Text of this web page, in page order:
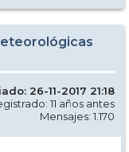
26-11-2017 21:18
11 años antes
Mensajes: 1.170